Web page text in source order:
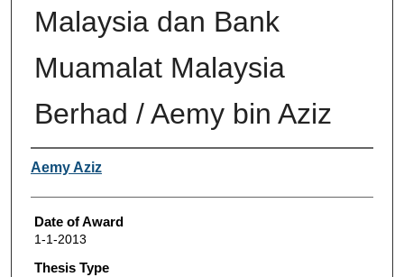
Malaysia dan Bank
Muamalat Malaysia
Berhad / Aemy bin Aziz
Author
Aemy Aziz
Date of Award
1-1-2013
Thesis Type